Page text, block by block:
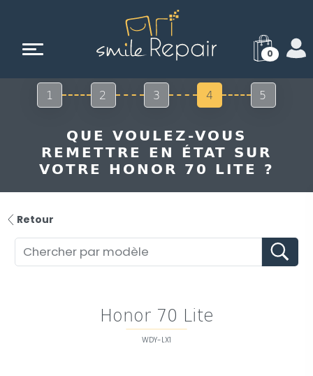
0
1 2 3 4 5
QUE VOULEZ-VOUS
REMETTRE EN ÉTAT SUR
VOTRE HONOR 70 LITE ?
Retour
Honor 70 Lite
WDY-LX1